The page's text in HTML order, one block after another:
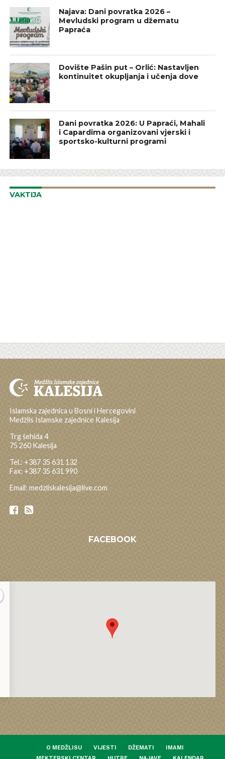
Najava: Dani povratka 2026 –
Mevludski program u džematu
Papraća
Dovište Pašin put – Orlić: Nastavljen
kontinuitet okupljanja i učenja dove
Dani povratka 2026: U Papraći, Mahali
i Capardima organizovani vjerski i
sportsko-kulturni programi
VAKTIJA
Islamska zajednica u Bosni i Hercegovini
Medžlis Islamske zajednice Kalesija
Trg šehida 4
75 260 Kalesija
Tel.: +387 35 631 132
Fax: +387 35 631 990
Email: medzliskalesija@live.com
FACEBOOK
O MEDŽLISU VIJESTI DŽEMATI
IMAMI